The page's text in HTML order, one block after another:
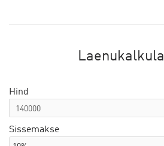
Hind
Sissemakse